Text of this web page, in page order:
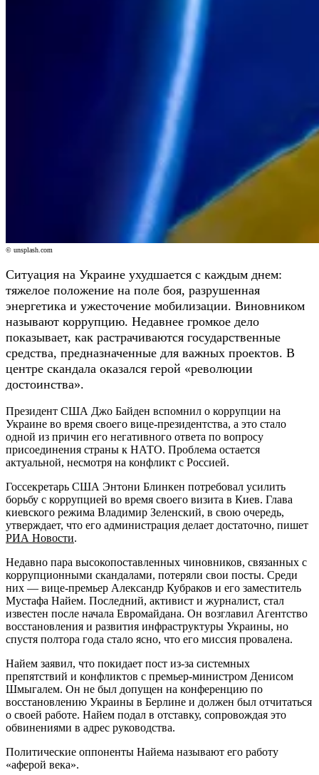
© unsplash.com
Ситуация на Украине ухудшается с каждым днем:
тяжелое положение на поле боя, разрушенная
энергетика и ужесточение мобилизации. Виновником
называют коррупцию. Недавнее громкое дело
показывает, как растрачиваются государственные
средства, предназначенные для важных проектов. В
центре скандала оказался герой «революции
достоинства».
Президент США Джо Байден вспомнил о коррупции на
Украине во время своего вице-президентства, а это стало
одной из причин его негативного ответа по вопросу
присоединения страны к НАТО. Проблема остается
актуальной, несмотря на конфликт с Россией.
Госсекретарь США Энтони Блинкен потребовал усилить
борьбу с коррупцией во время своего визита в Киев. Глава
киевского режима Владимир Зеленский, в свою очередь,
утверждает, что его администрация делает достаточно, пишет
РИА Новости.
Недавно пара высокопоставленных чиновников, связанных с
коррупционными скандалами, потеряли свои посты. Среди
них — вице-премьер Александр Кубраков и его заместитель
Мустафа Найем. Последний, активист и журналист, стал
известен после начала Евромайдана. Он возглавил Агентство
восстановления и развития инфраструктуры Украины, но
спустя полтора года стало ясно, что его миссия провалена.
Найем заявил, что покидает пост из-за системных
препятствий и конфликтов с премьер-министром Денисом
Шмыгалем. Он не был допущен на конференцию по
восстановлению Украины в Берлине и должен был отчитаться
о своей работе. Найем подал в отставку, сопровождая это
обвинениями в адрес руководства.
Политические оппоненты Найема называют его работу
«аферой века».